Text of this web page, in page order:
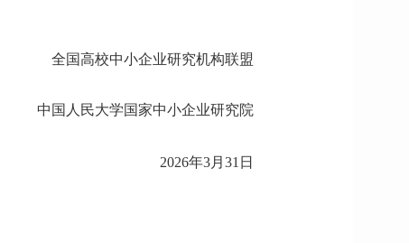
全国高校中小企业研究机构联盟
中国人民大学国家中小企业研究院
2026年3月31日